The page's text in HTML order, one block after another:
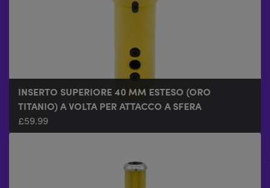
INSERTO SUPERIORE 40 MM ESTESO (ORO
TITANIO) A VOLTA PER ATTACCO A SFERA
£59.99